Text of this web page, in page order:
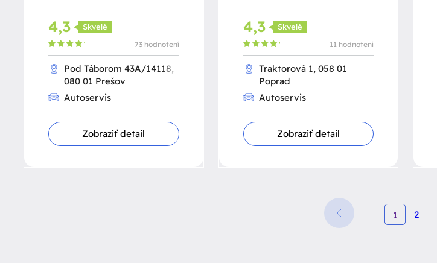
4,3 Skvelé
73 hodnotení
Pod Táborom 43A/14118,
080 01 Prešov
Autoservis
Zobraziť detail
4,3 Skvelé
11 hodnotení
Traktorová 1, 058 01
Poprad
Autoservis
Zobraziť detail
1 2